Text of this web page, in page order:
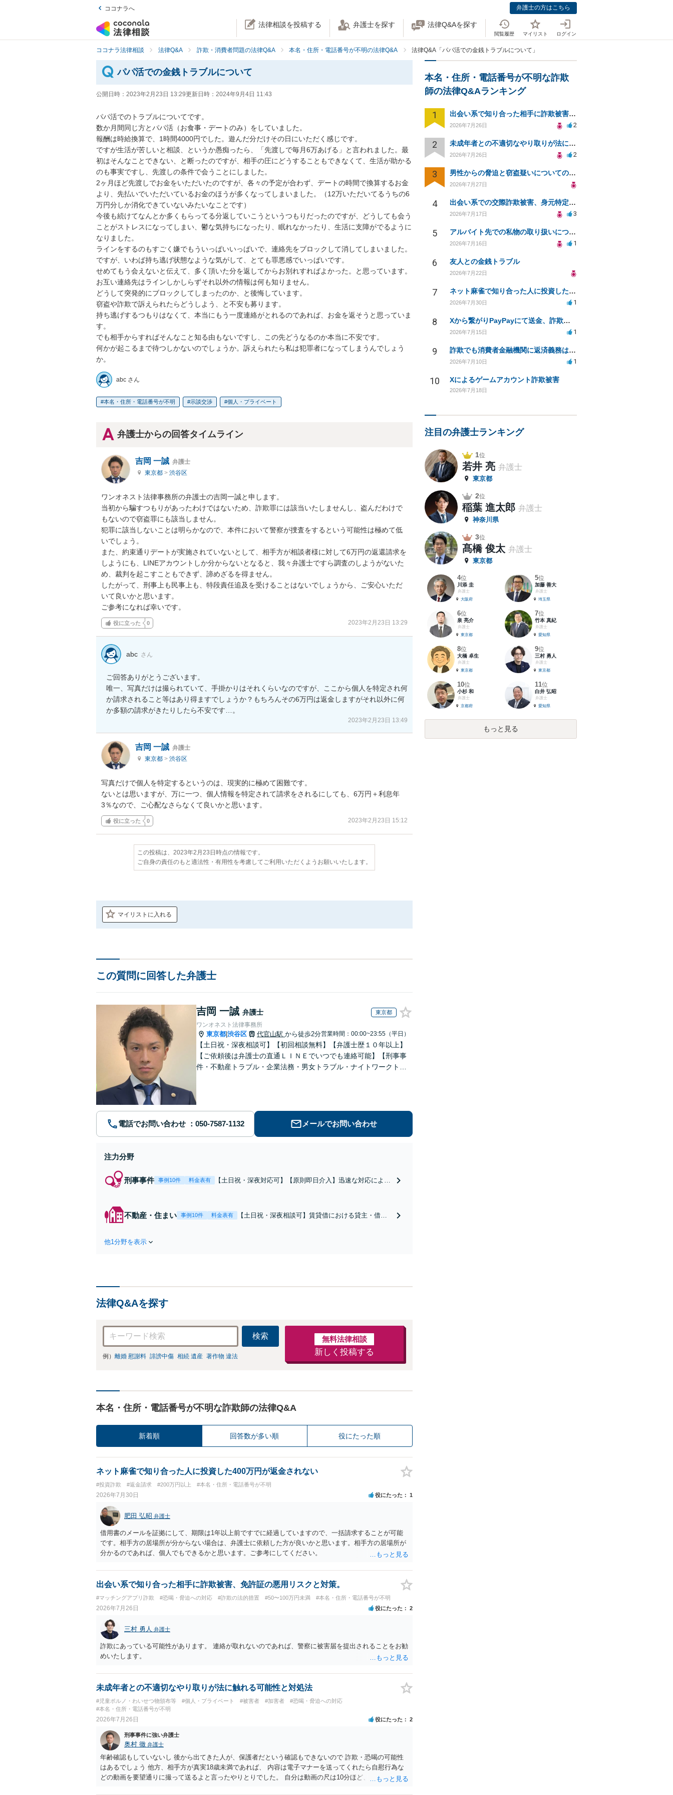
ココナラへ 弁護士の方はこちら
法律相談を投稿する 弁護士を探す 法律Q&Aを探す
閲覧履歴 マイリスト ログイン
ココナラ法律相談 法律Q&A 詐欺・消費者問題の法律Q&A 本名・住所・電話番号が不明の法律Q&A 法律Q&A「パパ活での金銭トラブルについて」
パパ活での金銭トラブルについて
公開日時： 2023年2月23日 13:29更新日時： 2024年9月4日 11:43
パパ活でのトラブルについてです。
数か月間同じ方とパパ活（お食事・デートのみ）をしていました。
報酬は時給換算で、1時間4000円でした。遊んだ分だけその日にいただく感じです。
ですが生活が苦しいと相談、というか愚痴ったら、「先渡しで毎月6万あげる」と言われました。最
初はそんなことできない、と断ったのですが、相手の圧にどうすることもできなくて、生活が助かる
のも事実ですし、先渡しの条件で会うことにしました。
2ヶ月ほど先渡しでお金をいただいたのですが、各々の予定が合わず、デートの時間で換算するお金
より、先払いでいただいているお金のほうが多くなってしまいました。（12万いただいてるうちの6
万円分しか消化できていないみたいなことです）
今後も続けてなんとか多くもらってる分返していこうというつもりだったのですが、どうしても会う
ことがストレスになってしまい、鬱な気持ちになったり、眠れなかったり、生活に支障がでるように
なりました。
ラインをするのもすごく嫌でもういっぱいいっぱいで、連絡先をブロックして消してしまいました。
ですが、いわば持ち逃げ状態なような気がして、とても罪悪感でいっぱいです。
せめてもう会えないと伝えて、多く頂いた分を返してからお別れすればよかった。と思っています。
お互い連絡先はラインしかしらずそれ以外の情報は何も知りません。
どうして突発的にブロックしてしまったのか、と後悔しています。
窃盗や詐欺で訴えられたらどうしよう、と不安も募ります。
持ち逃げするつもりはなくて、本当にもう一度連絡がとれるのであれば、お金を返そうと思っていま
す。
でも相手からすればそんなこと知る由もないですし、この先どうなるのか本当に不安です。
何かが起こるまで待つしかないのでしょうか。訴えられたら私は犯罪者になってしまうんでしょう
か。
abc さん
本名・住所・電話番号が不明 示談交渉 個人・プライベート
弁護士からの回答タイムライン
吉岡 一誠 弁護士
東京都 > 渋谷区
ワンオネスト法律事務所の弁護士の吉岡一誠と申します。
当初から騙すつもりがあったわけではないため、詐欺罪には該当いたしませんし、盗んだわけで
もないので窃盗罪にも該当しません。
犯罪に該当しないことは明らかなので、本件において警察が捜査をするという可能性は極めて低
いでしょう。
また、約束通りデートが実施されていないとして、相手方が相談者様に対して6万円の返還請求を
しようにも、LINEアカウントしか分からないとなると、我々弁護士ですら調査のしようがないた
め、裁判を起こすこともできず、諦めざるを得ません。
したがって、刑事上も民事上も、特段責任追及を受けることはないでしょうから、ご安心いただ
いて良いかと思います。
ご参考になれば幸いです。
役に立った 0 2023年2月23日 13:29
abc さん
ご回答ありがとうございます。
唯一、写真だけは撮られていて、手掛かりはそれくらいなのですが、ここから個人を特定され何
か請求されること等はあり得ますでしょうか？もちろんその6万円は返金しますがそれ以外に何
か多額の請求がきたりしたら不安です…。
2023年2月23日 13:49
吉岡 一誠 弁護士
東京都 > 渋谷区
写真だけで個人を特定するというのは、現実的に極めて困難です。
ないとは思いますが、万に一つ、個人情報を特定されて請求をされるにしても、6万円＋利息年
3％なので、ご心配なさらなくて良いかと思います。
役に立った 0 2023年2月23日 15:12
この投稿は、2023年2月23日時点の情報です。
ご自身の責任のもと適法性・有用性を考慮してご利用いただくようお願いいたします。
マイリストに入れる
この質問に回答した弁護士
吉岡 一誠 弁護士 東京都
ワンオネスト法律事務所
東京都 渋谷区 代官山駅 から徒歩2分営業時間：00:00~23:55（平日）
【土日祝・深夜相談可】【初回相談無料】【弁護士歴１０年以上】
【ご依頼後は弁護士の直通ＬＩＮＥでいつでも連絡可能】【刑事事
件・不動産トラブル・企業法務・男女トラブル・ナイトワークトラ
電話でお問い合わせ メールでお問い合わせ
注力分野
刑事事件 事例10件 料金表有
【土日祝・深夜対応可】【原則即日介入】迅速な対応により
ただければ現場臨場も可能です。【初回相談無料】
不動産・住まい 事例10件 料金表有
【土日祝・深夜相談可】賃貸借における貸主・借
他1分野を表示
法律Q&Aを探す
検索
例） 離婚 慰謝料 誹謗中傷 相続 遺産 著作物 違法
無料法律相談
新しく投稿する
本名・住所・電話番号が不明な詐欺師の法律Q&A
新着順 回答数が多い順 役にたった順
ネット麻雀で知り合った人に投資した400万円が返金されない
#投資詐欺 #返金請求 #200万円以上 #本名・住所・電話番号が不明
2026年7月30日 役にたった 1
肥田 弘昭 弁護士
借用書のメールを証拠にして、期限は1年以上前ですでに経過していますので、一括請求することが可能
です。相手方の居場所が分からない場合は、弁護士に依頼した方が良いかと思います。相手方の居場所が
分かるのであれば、個人でもできるかと思います。ご参考にしてください。
出会い系で知り合った相手に詐欺被害、免許証の悪用リスクと対策。
#マッチングアプリ詐欺 #恐喝・脅迫への対応 #詐欺の法的措置 #50〜100万円未満 #本名・住所・電話番号が不明
2026年7月26日 役にたった 2
三村 勇人 弁護士
詐欺にあっている可能性があります。 連絡が取れないのであれば、警察に被害届を提出されることをお勧
めいたします。
未成年者との不適切なやり取りが法に触れる可能性と対処法
#児童ポルノ・わいせつ物頒布等 #個人・プライベート #被害者 #加害者
#恐喝・脅迫への対応
#本名・住所・電話番号が不明
2026年7月26日 役にたった 2
刑事事件に強い弁護士
奥村 徹 弁護士
年齢確認もしていないし 後から出てきた人が、保護者だという確認もできないので 詐欺・恐喝の可能性
はあるでしょう 他方、相手方が真実18歳未満であれば、 内容は電子マナーを送ってくれたら自慰行為な
どの動画を要望通りに撮って送るよと言ったやりとりでした。 自分は動画の尺は10分ほど、服を着たまま
本名・住所・電話番号が不明な詐欺
師の法律Q&Aランキング
1 出会い系で知り合った相手に詐欺被害、免許証の悪用リスクと対策。
2026年7月26日 2
2 未成年者との不適切なやり取りが法に触れる可能性と対処法
2026年7月26日 2
3 男性からの脅迫と窃盗疑いについての法的対処法
2026年7月27日
4 出会い系での交際詐欺被害、身元特定と返金請求の方法は？
2026年7月17日 3
5 アルバイト先での私物の取り扱いについて
2026年7月16日 1
6 友人との金銭トラブル
2026年7月22日
7 ネット麻雀で知り合った人に投資した400万円が返金されない
2026年7月30日 1
8 Xから繋がりPayPayにて送金、詐欺被害。
2026年7月15日 1
9 詐欺でも消費者金融機関に返済義務はあるか
2026年7月10日 1
10 Xによるゲームアカウント詐欺被害
2026年7月18日
注目の弁護士ランキング
1位
若井 亮 弁護士
東京都
2位
稲葉 進太郎 弁護士
神奈川県
3位
髙橋 俊太 弁護士
東京都
4位
川添 圭
弁護士
大阪府
5位
加藤 善大
弁護士
埼玉県
6位
泉 亮介
弁護士
東京都
7位
竹本 真紀
弁護士
愛知県
8位
大橋 卓生
弁護士
東京都
9位
三村 勇人
弁護士
東京都
10位
小杉 和
弁護士
京都府
11位
白井 弘昭
弁護士
愛知県
もっと見る